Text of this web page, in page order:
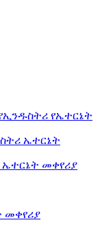
የኤተርኔት
ኤተርኔት
ኤተርኔት መቀየሪያ
መቀየሪያ